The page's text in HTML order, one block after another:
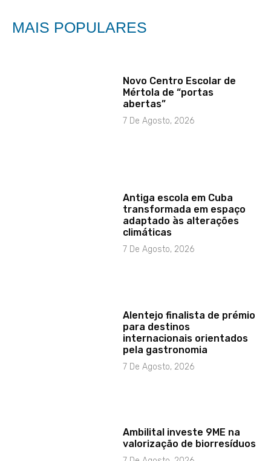
MAIS POPULARES
Novo Centro Escolar de
Mértola de “portas
abertas”
7 De Agosto, 2026
Antiga escola em Cuba
transformada em espaço
adaptado às alterações
climáticas
7 De Agosto, 2026
Alentejo finalista de prémio
para destinos
internacionais orientados
pela gastronomia
7 De Agosto, 2026
Ambilital investe 9ME na
valorização de biorresíduos